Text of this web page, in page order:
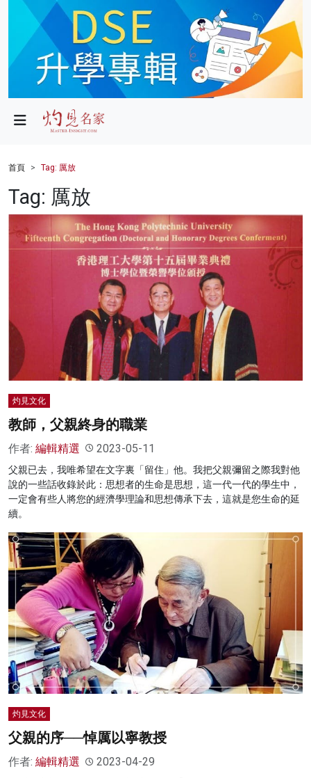
政局
財經
健康
商業
灼見活動
首頁 Tag: 厲放
Tag: 厲放
灼見文化
教師，父親終身的職業
作者: 編輯精選 2023-05-11
父親已去，我唯希望在文字裏「留住」他。我把父親彌留之際我對他
說的一些話收錄於此：思想者的生命是思想，這一代一代的學生中，
一定會有些人將您的經濟學理論和思想傳承下去，這就是您生命的延
續。
灼見文化
父親的序──悼厲以寧教授
作者: 編輯精選 2023-04-29